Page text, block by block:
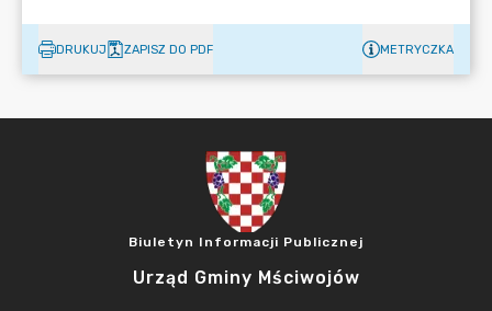
DRUKUJ ZAPISZ DO PDF METRYCZKA
Biuletyn Informacji Publicznej
Urząd Gminy Mściwojów